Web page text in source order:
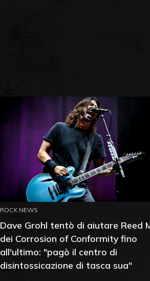
ROCK NEWS
Dave Grohl tentò di aiutare Reed
dei Corrosion of Conformity fino
all'ultimo: "pagò il centro di
disintossicazione di tasca sua"